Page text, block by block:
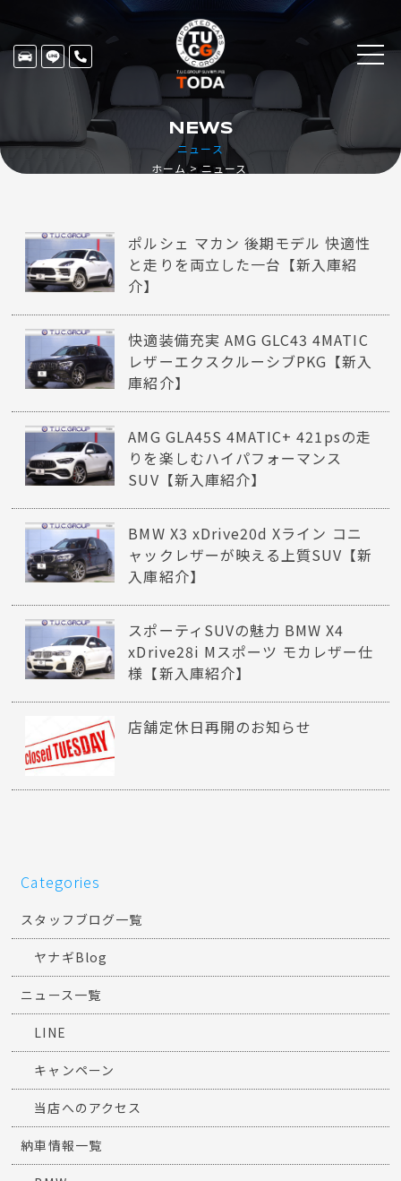
ニュース
NEWS
ホーム ニュース
ポルシェ マカン 後期モデル 快適性
と走りを両立した一台【新入庫紹
介】
快適装備充実 AMG GLC43 4MATIC
レザーエクスクルーシブPKG【新入
庫紹介】
AMG GLA45S 4MATIC+ 421psの走
りを楽しむハイパフォーマンス
SUV【新入庫紹介】
BMW X3 xDrive20d Xライン コニ
ャックレザーが映える上質SUV【新
入庫紹介】
スポーティSUVの魅力 BMW X4
xDrive28i Mスポーツ モカレザー仕
様【新入庫紹介】
店舗定休日再開のお知らせ
Categories
スタッフブログ一覧
ヤナギBlog
ニュース一覧
LINE
キャンペーン
当店へのアクセス
納車情報一覧